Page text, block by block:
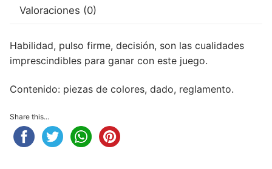
Valoraciones (0)
Habilidad, pulso firme, decisión, son las cualidades
imprescindibles para ganar con este juego.
Contenido: piezas de colores, dado, reglamento.
Share this...